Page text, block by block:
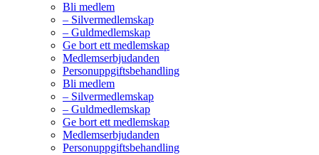
Bli medlem
– Silvermedlemskap
– Guldmedlemskap
Ge bort ett medlemskap
Medlemserbjudanden
Personuppgiftsbehandling
Bli medlem
– Silvermedlemskap
– Guldmedlemskap
Ge bort ett medlemskap
Medlemserbjudanden
Personuppgiftsbehandling